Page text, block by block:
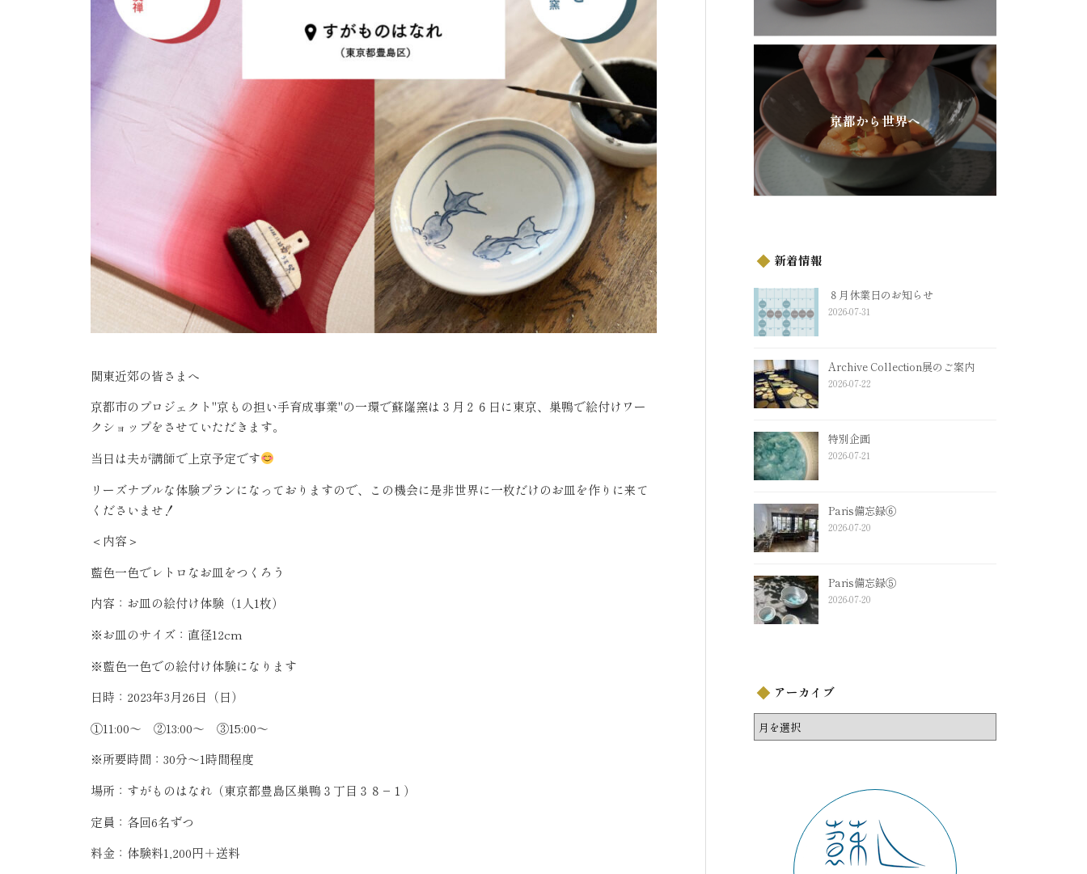
関東近郊の皆さまへ
京都市のプロジェクト"京もの担い手育成事業"の一環で蘇嶐窯は３月２６日に東京、巣鴨で絵付けワー
クショップをさせていただきます。
当日は夫が講師で上京予定です
リーズナブルな体験プランになっておりますので、この機会に是非世界に一枚だけのお皿を作りに来て
くださいませ！
＜内容＞
藍色一色でレトロなお皿をつくろう
内容：お皿の絵付け体験（1人1枚）
※お皿のサイズ：直径12cm
※藍色一色での絵付け体験になります
日時： 2023年3月26日（日）
①11:00～ ②13:00～ ③15:00～
※所要時間： 30分～1時間程度
場所：すがものはなれ（東京都豊島区巣鴨３丁目３８ − １）
定員：各回6名ずつ
料金：体験料1,200円＋送料
京都から世界へ
新着情報
８月休業日のお知らせ
2026-07-31
Archive Collection展のご案内
2026-07-22
特別企画
2026-07-21
Paris備忘録⑥
2026-07-20
Paris備忘録⑤
2026-07-20
アーカイブ
ア
ー